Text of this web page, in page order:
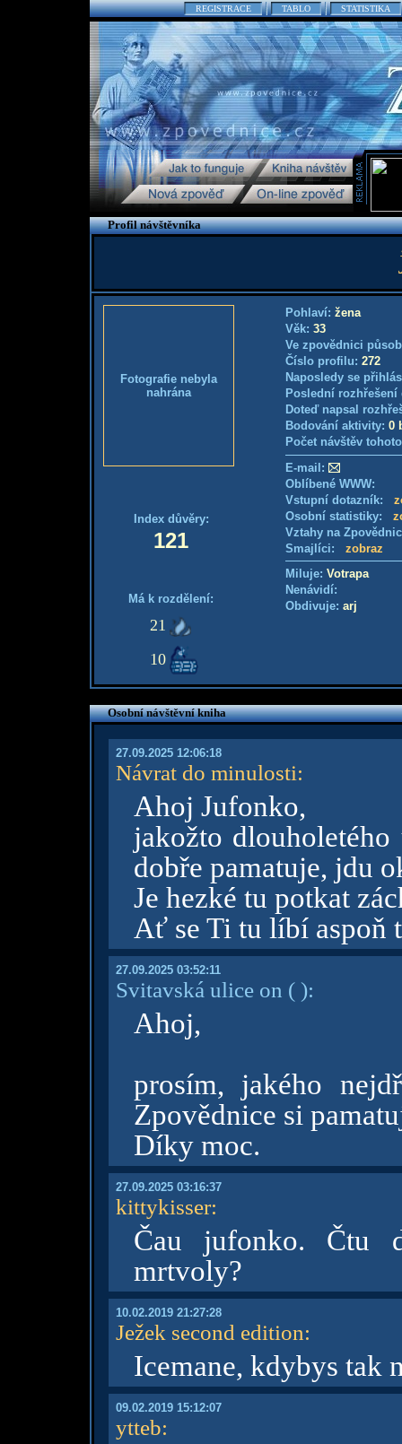
REGISTRACE TABLO STATISTIKA
Profil návštěvníka
Fotografie nebyla
nahrána
Index důvěry:
121
Má k rozdělení:
21
10
Pohlaví: žena
Věk: 33
Ve zpovědnici
Číslo profilu: 272
Naposledy se
Poslední
Doteď napsal
Bodování aktivity: 0
Počet návštěv
E-mail:
Oblíbené WWW:
Vstupní dotazník:
Osobní statistiky:
Vztahy na
Smajlíci: zobraz
Miluje: Votrapa
Nenávidí:
Obdivuje: arj
Osobní návštěvní kniha
27.09.2025 12:06:18
Návrat do minulosti:
Ahoj Jufonko,
jakožto
dobře pamatuje, jdu
Je hezké tu potkat
Ať se Ti tu líbí aspoň
27.09.2025 03:52:11
Svitavská ulice on ( ):
Ahoj,
prosím, jakého
Zpovědnice si
Díky moc.
27.09.2025 03:16:37
kittykisser:
Čau jufonko. Čtu
mrtvoly?
10.02.2019 21:27:28
Ježek second edition:
Icemane, kdybys tak
09.02.2019 15:12:07
ytteb: